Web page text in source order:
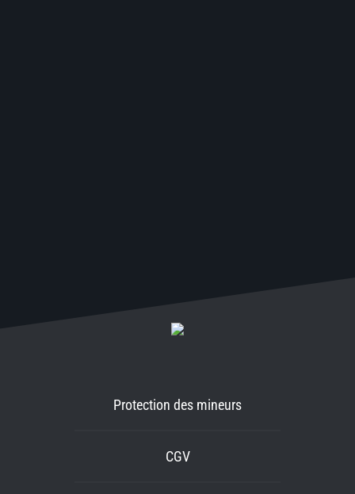
Protection des mineurs
CGV